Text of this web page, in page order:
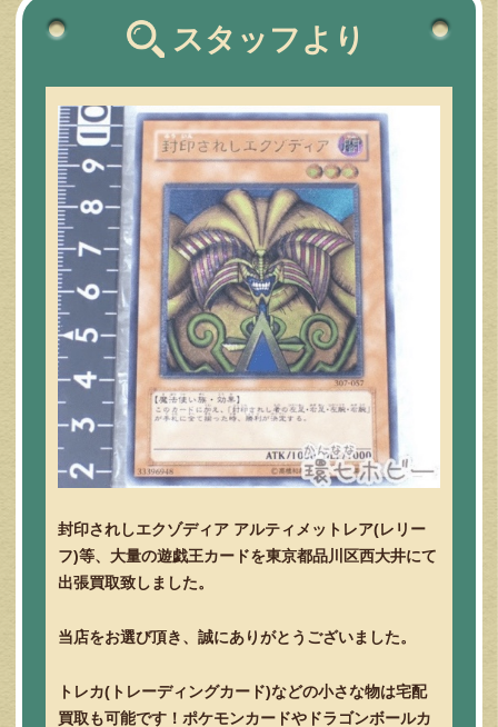
スタッフより
封印されしエクゾディア アルティメットレア(レリー
フ)等、大量の遊戯王カードを東京都品川区西大井にて
出張買取致しました。
当店をお選び頂き、誠にありがとうございました。
トレカ(トレーディングカード)などの小さな物は宅配
買取も可能です！ポケモンカードやドラゴンボールカ